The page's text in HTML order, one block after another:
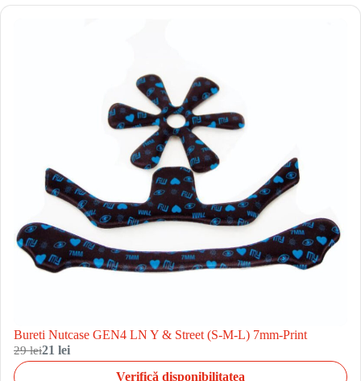
Bureti Nutcase GEN4 LN Y & Street (S-M-L) 7mm-Print
29 lei21 lei
Verifică disponibilitatea